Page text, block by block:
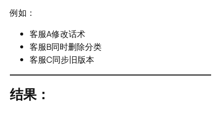
例如：
客服A修改话术
客服B同时删除分类
客服C同步旧版本
结果：